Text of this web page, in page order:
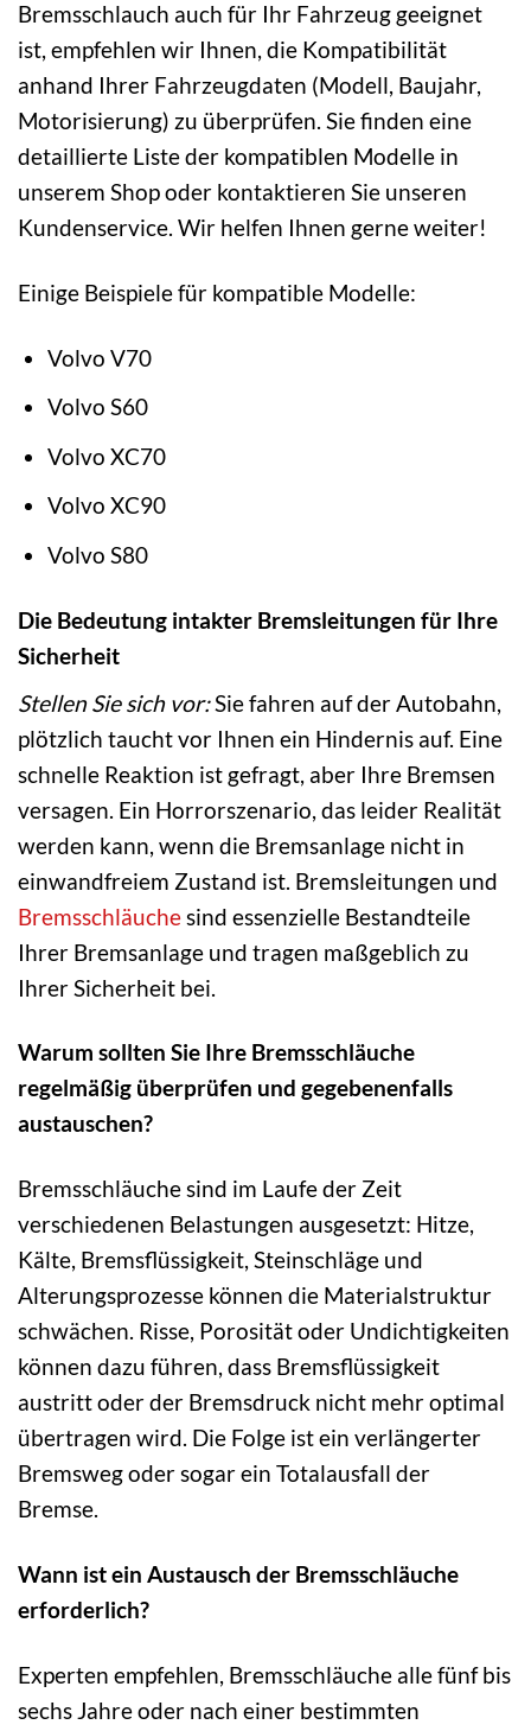
Bremsschlauch auch für Ihr Fahrzeug geeignet
ist, empfehlen wir Ihnen, die Kompatibilität
anhand Ihrer Fahrzeugdaten (Modell, Baujahr,
Motorisierung) zu überprüfen. Sie finden eine
detaillierte Liste der kompatiblen Modelle in
unserem Shop oder kontaktieren Sie unseren
Kundenservice. Wir helfen Ihnen gerne weiter!
Einige Beispiele für kompatible Modelle:
Volvo V70
Volvo S60
Volvo XC70
Volvo XC90
Volvo S80
Die Bedeutung intakter Bremsleitungen für Ihre
Sicherheit
Stellen Sie sich vor:Sie fahren auf der Autobahn,
plötzlich taucht vor Ihnen ein Hindernis auf. Eine
schnelle Reaktion ist gefragt, aber Ihre Bremsen
versagen. Ein Horrorszenario, das leider Realität
werden kann, wenn die Bremsanlage nicht in
einwandfreiem Zustand ist. Bremsleitungen und
Bremsschläuche sind essenzielle Bestandteile
Ihrer Bremsanlage und tragen maßgeblich zu
Ihrer Sicherheit bei.
Warum sollten Sie Ihre Bremsschläuche
regelmäßig überprüfen und gegebenenfalls
austauschen?
Bremsschläuche sind im Laufe der Zeit
verschiedenen Belastungen ausgesetzt: Hitze,
Kälte, Bremsflüssigkeit, Steinschläge und
Alterungsprozesse können die Materialstruktur
schwächen. Risse, Porosität oder Undichtigkeiten
können dazu führen, dass Bremsflüssigkeit
austritt oder der Bremsdruck nicht mehr optimal
übertragen wird. Die Folge ist ein verlängerter
Bremsweg oder sogar ein Totalausfall der
Bremse.
Wann ist ein Austausch der Bremsschläuche
erforderlich?
Experten empfehlen, Bremsschläuche alle fünf bis
sechs Jahre oder nach einer bestimmten